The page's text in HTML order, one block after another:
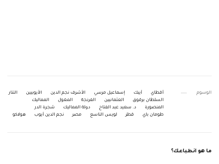
الوسوم أقطاي أيبك إسماعيل مرسي الأشرف نجم الدين الأيوبيين
التتار
السلطان برقوق
العثمانيين الفرنجة المغول
المماليك
المنصورة
د. سعيد عبد الفتاح دولة المماليك
شجرة الدر
طومان باي
قطز لويس التاسع مصر نجم الدين أيوب هولاكو
ما هو انطباعك؟